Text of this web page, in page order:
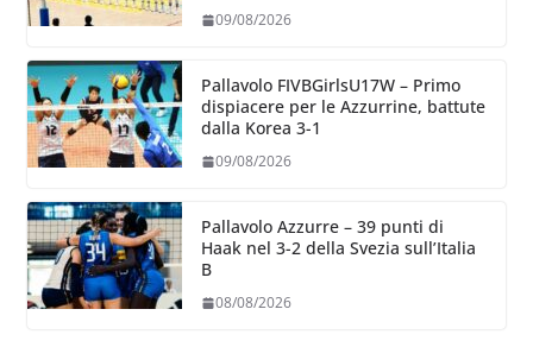
09/08/2026
Pallavolo FIVBGirlsU17W – Primo
dispiacere per le Azzurrine, battute
dalla Korea 3-1
09/08/2026
Pallavolo Azzurre – 39 punti di
Haak nel 3-2 della Svezia sull’Italia
B
08/08/2026